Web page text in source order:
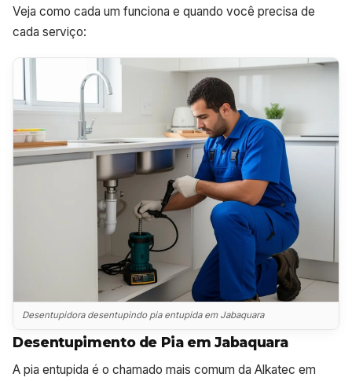
Veja como cada um funciona e quando você precisa de
cada serviço:
Desentupidora desentupindo pia entupida em Jabaquara
Desentupimento de Pia em Jabaquara
A pia entupida é o chamado mais comum da Alkatec em